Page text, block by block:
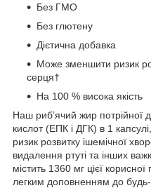
Без ГМО
Без глютену
Дієтична добавка
Може зменшити ризик
серця†
На 100 % висока якість
Наш риб’ячий жир потрійної
кислот (ЕПК і ДГК) в 1
ризик розвитку ішемічної
видалення ртуті та інших
містить 1360 мг цієї
легким доповненням до